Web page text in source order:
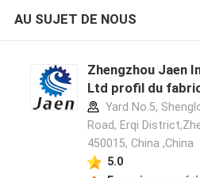
AU SUJET DE NOUS
Zhengzhou Jaen
Ltd profil du
Yard No.5,
Road, Erqi
450015, China ,China
5.0